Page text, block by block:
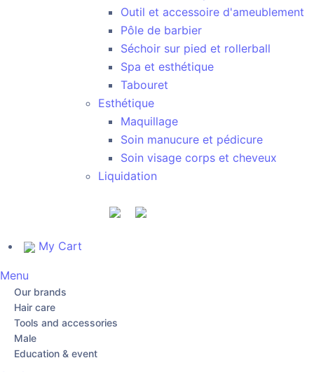
My Cart
Outil et accessoire d'ameublement
Pôle de barbier
Séchoir sur pied et rollerball
Spa et esthétique
Tabouret
Esthétique
Maquillage
Soin manucure et pédicure
Soin visage corps et cheveux
Liquidation
Menu
Our brands
Hair care
Tools and accessories
Male
Education & event